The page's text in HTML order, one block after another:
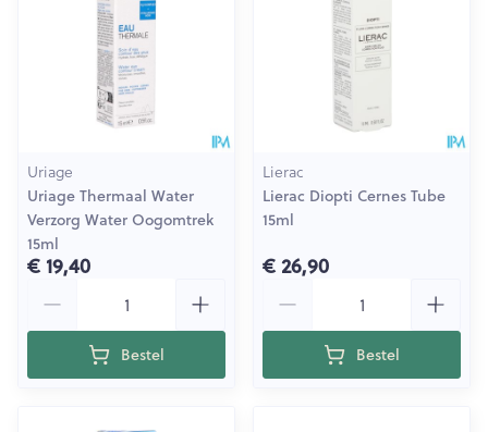
Uriage
Uriage Thermaal Water
Verzorg Water Oogomtrek
15ml
€ 19,40
Bestel
Lierac
Lierac Diopti Cernes Tube
15ml
€ 26,90
Bestel